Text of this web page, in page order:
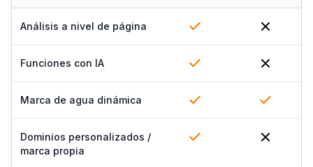
Análisis a nivel de página
Funciones con IA
Marca de agua dinámica
Dominios personalizados /
marca propia